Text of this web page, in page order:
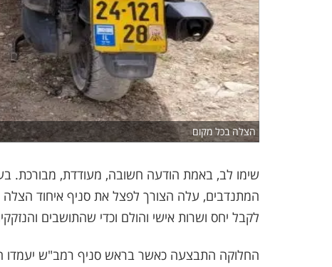
הצלה בכל מקום
שימו לב, באמת הודעה חשובה, מעודדת, מבורכת.
המתנדבים, עלה הצורך לפצל את סניף איחוד
לקבל יחס ושרות אישי והולם וכדי שהתושבים
החלוקה התבצעה כאשר בראש סניף רמב"ש יעמדו